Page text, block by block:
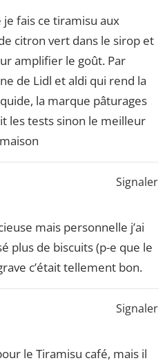
fais ce tiramisu aux
citron vert dans le sirop et
amplifier le goût. Par
de Lidl et aldi qui rend la
la marque pâturages
les tests sinon le meilleur
Signaler
mais personnelle j’ai
plus de biscuits (p-e que le
c’était tellement bon.
Signaler
le Tiramisu café, mais il